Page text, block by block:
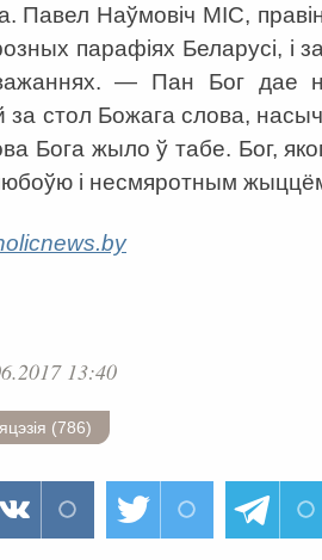
Павел Наўмовіч МІС,
парафіях Беларусі, і
— Пан Бог дае
за стол Божага слова,
Бога жыло ў табе. Бог,
і несмяротным
13:40
(786)